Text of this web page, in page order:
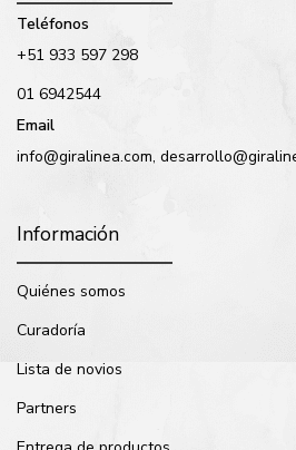
Teléfonos
+51 933 597 298
01 6942544
Email
info@giralinea.com,
Información
Quiénes somos
Curadoría
Lista de novios
Partners